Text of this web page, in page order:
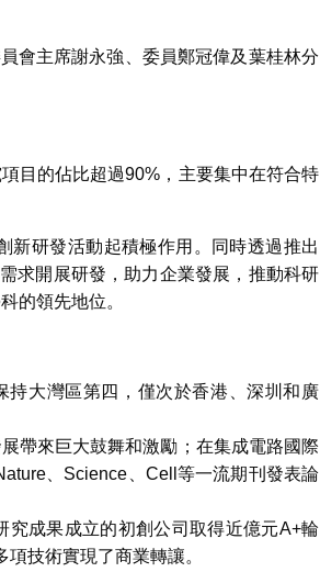
會主席謝永強、委員鄭冠偉及葉桂林分
目的佔比超過90%，主要集中在符合特
新研發活動起積極作用。同時透過推出
求開展研發，助力企業發展，推動科研
的領先地位。
大灣區第四，僅次於香港、深圳和廣
帶來巨大鼓舞和激勵；在集成電路國際
、Science、Cell等一流期刊發表論
究成果成立的初創公司取得近億元A+輪
技術實現了商業轉讓。